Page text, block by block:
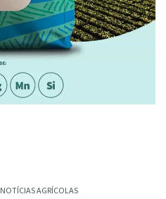
NOTÍCIAS AGRÍCOLAS